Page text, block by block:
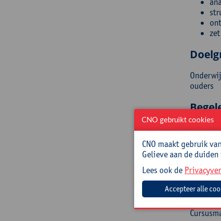
ouders
Mitte
in
CNO gebruikt cookies
CNO maakt gebruik
Gelieve aan de
Lees ook de